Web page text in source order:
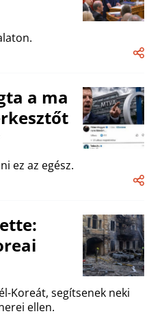
a ma
ez az egész.
Koreát, segítsenek neki
ellen.